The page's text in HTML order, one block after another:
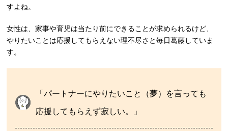
すよね。
女性は、家事や育児は当たり前にできることが求められるけど、
やりたいことは応援してもらえない理不尽さと毎日葛藤していま
す。
「パートナーにやりたいこと（夢）を言っても
応援してもらえず寂しい。」